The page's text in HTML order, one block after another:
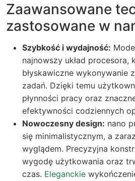
Zaawansowane
zastosowane w
Szybkość i wydajność:
najnowszy układ procesora,
błyskawiczne wykonywanie
zadań. Dzięki temu
płynności pracy oraz
efektywności codziennych
Nowoczesny design: nano
się minimalistycznym, a
wyglądem. Precyzyjna
wygodę użytkowania oraz
czas. Eleganckie